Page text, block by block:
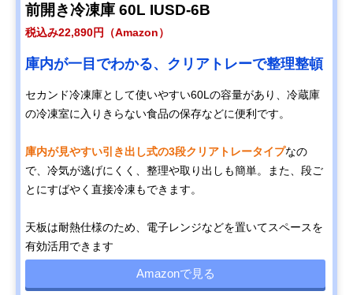
前開き冷凍庫 60L IUSD-6B
税込み22,890円（Amazon）
庫内が一目でわかる、クリアトレーで整理整頓
セカンド冷凍庫として使いやすい60Lの容量があり、冷蔵庫
の冷凍室に入りきらない食品の保存などに便利です。
庫内が見やすい引き出し式の3段クリアトレータイプなの
で、冷気が逃げにくく、整理や取り出しも簡単。また、段ご
とにすばやく直接冷凍もできます。
天板は耐熱仕様のため、電子レンジなどを置いてスペースを
有効活用できます
Amazonで見る